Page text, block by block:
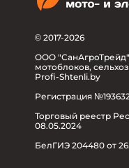
© 2017-2026
ООО
мотоблоков,
Profi-Shtenli.by
Регистрация
Торговый реестр
08.05.2024
БелГИЭ 204480 от